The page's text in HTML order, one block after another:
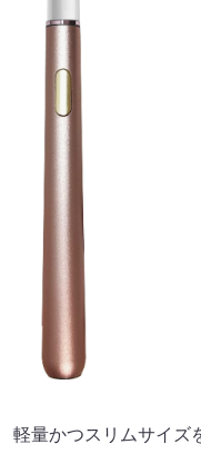
軽量かつスリムサイズ